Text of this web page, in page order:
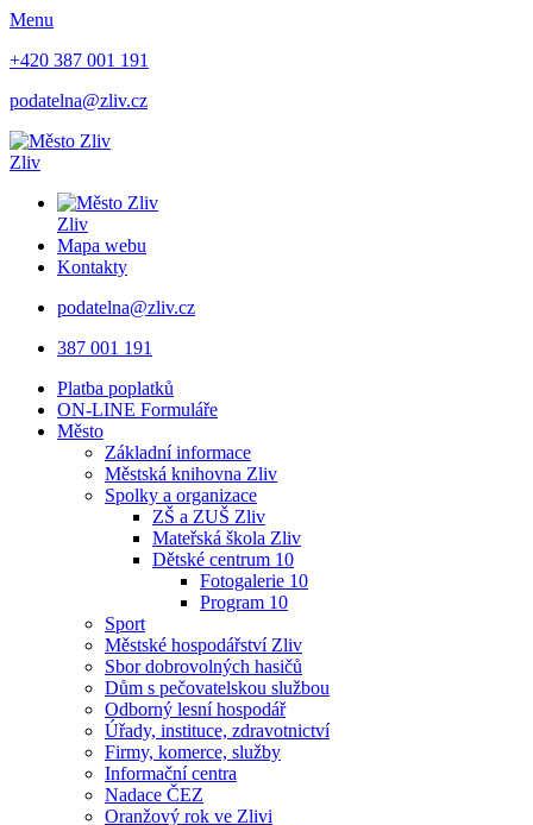
Menu
+420 387 001 191
podatelna@zliv.cz
Zliv
Zliv
Mapa webu
Kontakty
podatelna@zliv.cz
387 001 191
Platba poplatků
ON-LINE Formuláře
Město
Základní informace
Městská knihovna Zliv
Spolky a organizace
ZŠ a ZUŠ Zliv
Mateřská škola Zliv
Dětské centrum 10
Fotogalerie 10
Program 10
Sport
Městské hospodářství Zliv
Sbor dobrovolných hasičů
Dům s pečovatelskou službou
Odborný lesní hospodář
Úřady, instituce, zdravotnictví
Firmy, komerce, služby
Informační centra
Nadace ČEZ
Oranžový rok ve Zlivi